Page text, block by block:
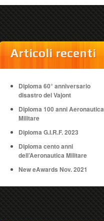
Articoli recenti
Diploma 60° anniversario
disastro del Vajont
Diploma 100 anni Aeronautica
Militare
Diploma G.I.R.F. 2023
Diploma cento anni
dell’Aeronautica Militare
New eAwards Nov. 2021